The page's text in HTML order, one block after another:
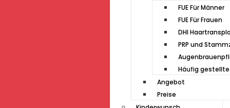
FUE Für Männer
FUE Für Frauen
DHI
PRP und
Häufig gestellte
Angebot
Preise